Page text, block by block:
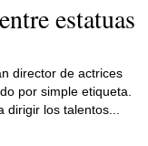
estatuas
director de actrices
por simple etiqueta.
los talentos...